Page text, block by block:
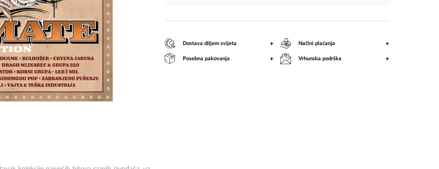
Dostava diljem svijeta + Načini plaćanja +
Posebna pakovanja + Vrhunska podrška +